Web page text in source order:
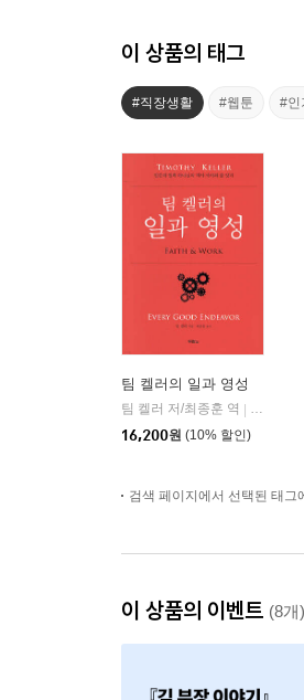
이 상품의 태그
#직장생활 #웹툰 #인
팀 켈러의 일과 영성
팀 켈러 저/최종훈 역
두란노
16,200원 (10% 할인)
검색 페이지에서 선택된 태
이 상품의 이벤트 (8개)